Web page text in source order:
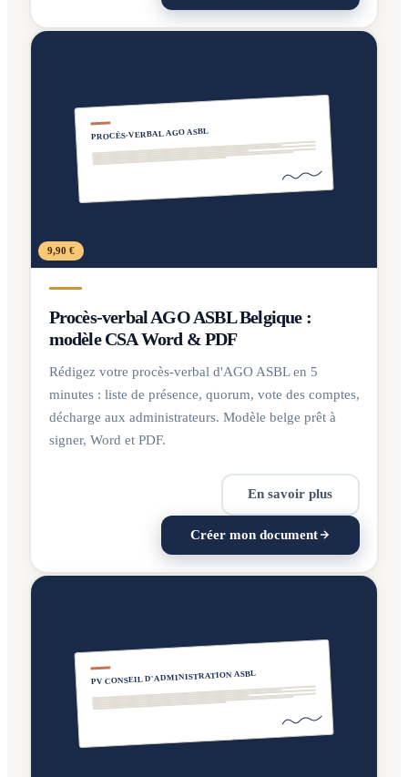
PROCÈS-VERBAL AGO ASBL
9,90 €
Procès-verbal AGO ASBL Belgique :
modèle CSA Word & PDF
Rédigez votre procès-verbal d'AGO ASBL en 5
minutes : liste de présence, quorum, vote des comptes,
décharge aux administrateurs. Modèle belge prêt à
signer, Word et PDF.
En savoir plus
Créer mon document
PV CONSEIL D'ADMINISTRATION ASBL